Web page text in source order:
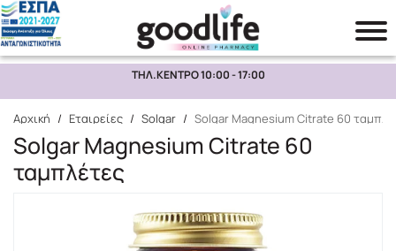
Αναζήτηση
ΤΗΛ.ΚΕΝΤΡΟ 10:00 - 17:00
Αρχική / Εταιρείες / Solgar / Solgar Magnesium Citrate 60
Solgar Magnesium Citrate 60
ταμπλέτες